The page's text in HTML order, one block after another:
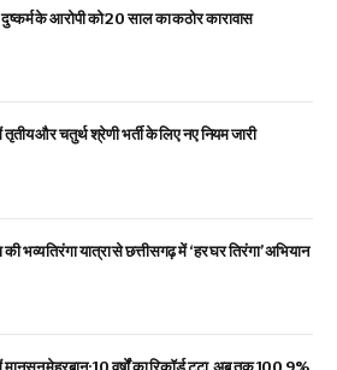
दुष्कर्म के आरोपी को 20 साल का कठोर कारावास
और चतुर्थ श्रेणी भर्ती के लिए नए नियम जारी
भव्य तिरंगा यात्रा से छत्तीसगढ़ में ‘हर घर तिरंगा’ अभियान